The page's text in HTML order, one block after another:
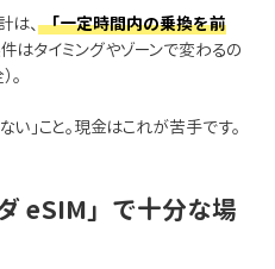
は、 「一定時間内の乗換を前
はタイミングやゾーンで変わるの
。
」こと。現金はこれが苦手です。
eSIM」で十分な場